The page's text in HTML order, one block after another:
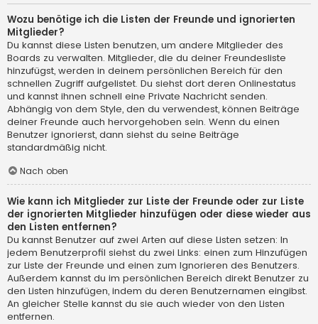
Wozu benötige ich die Listen der Freunde und ignorierten
Mitglieder?
Du kannst diese Listen benutzen, um andere Mitglieder des
Boards zu verwalten. Mitglieder, die du deiner Freundesliste
hinzufügst, werden in deinem persönlichen Bereich für den
schnellen Zugriff aufgelistet. Du siehst dort deren Onlinestatus
und kannst ihnen schnell eine Private Nachricht senden.
Abhängig von dem Style, den du verwendest, können Beiträge
deiner Freunde auch hervorgehoben sein. Wenn du einen
Benutzer ignorierst, dann siehst du seine Beiträge
standardmäßig nicht.
Nach oben
Wie kann ich Mitglieder zur Liste der Freunde oder zur Liste
der ignorierten Mitglieder hinzufügen oder diese wieder aus
den Listen entfernen?
Du kannst Benutzer auf zwei Arten auf diese Listen setzen: In
jedem Benutzerprofil siehst du zwei Links: einen zum Hinzufügen
zur Liste der Freunde und einen zum Ignorieren des Benutzers.
Außerdem kannst du im persönlichen Bereich direkt Benutzer zu
den Listen hinzufügen, indem du deren Benutzernamen eingibst.
An gleicher Stelle kannst du sie auch wieder von den Listen
entfernen.